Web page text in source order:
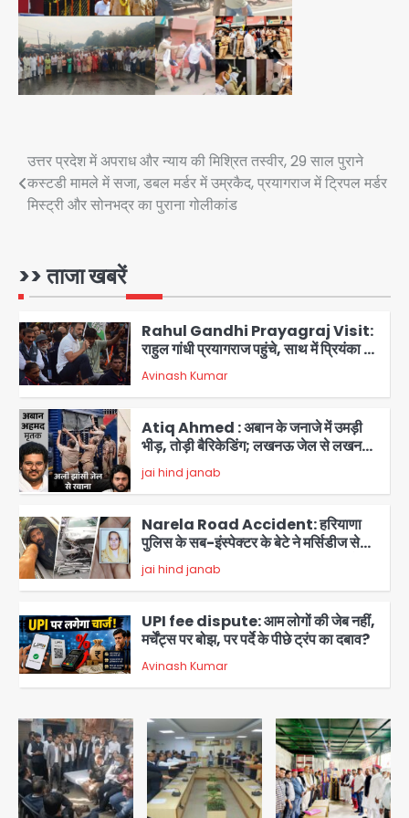
Post
navigation
उत्तर प्रदेश में अपराध और न्याय की मिश्रित तस्वीर, 29 साल पुराने
कस्टडी मामले में सजा, डबल मर्डर में उम्रकैद, प्रयागराज में ट्रिपल मर्डर
मिस्ट्री और सोनभद्र का पुराना गोलीकांड
>> ताजा खबरें
4
Narela Road Accident: हरियाणा
पुलिस के सब-इंस्पेक्टर के बेटे ने मर्सिडीज से
मारी टक्कर, 70 वर्षीय राहगीर महिला की मौत
jai hind janab
5
मर्चेंट्स पर बोझ, पर पर्दे के पीछे ट्रंप का दबाव?
Avinash Kumar
1
भेजा नोटिस
2
Rahul Gandhi Prayagraj Visit:
राहुल गांधी प्रयागराज पहुंचे, साथ में प्रियंका की
बेटी मिराया; केपी ग्राउंड में छात्रों से संवाद,
सिर्फ 5 हजार मौजूद
Avinash Kumar
3
Atiq Ahmed : अबान के जनाजे में उमड़ी
भीड़, तोड़ी बैरिकेडिंग; लखनऊ जेल से लखनऊ
पहुंचा उमर
jai hind janab
4
Narela Road Accident: हरियाणा
पुलिस के सब-इंस्पेक्टर के बेटे ने मर्सिडीज से
मारी टक्कर, 70 वर्षीय राहगीर महिला की मौत
jai hind janab
5
UPI fee dispute: आम लोगों की जेब नहीं,
मर्चेंट्स पर बोझ, पर पर्दे के पीछे ट्रंप का दबाव?
Avinash Kumar
1
Noida Bal Bharati School
Notice: सेक्टर-21 के बाल भारती स्कूल में
बिना खिड़की-वेंटिलेशन बेसमेंट में चल रही थी
8वीं की क्लास, NCPCR की शिकायत पर
भेजा नोटिस
Avinash Kumar